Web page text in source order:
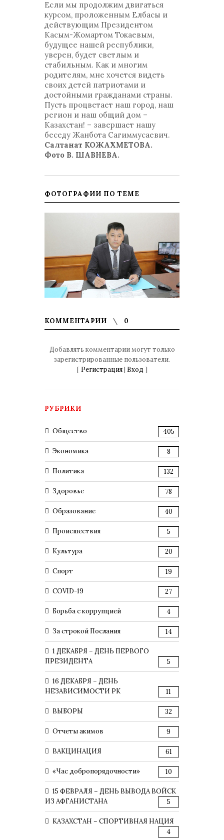
Если мы продолжим двигаться
курсом, проложенным Елбасы и
действующим Президентом
Касым-Жомартом Токаевым,
будущее нашей республики,
уверен, будет светлым и
стабильным. Как и многим
родителям, мне хочется видеть
своих детей патриотами и
достойными гражданами страны.
Пусть процветает наш город, наш
регион и наш общий дом –
Казахстан! – завершает нашу
беседу Жанбота Сагиммусаевич.
Салтанат КОЖАХМЕТОВА.
Фото В. ШАВНЕВА.
ФОТОГРАФИИ ПО ТЕМЕ
КОММЕНТАРИИ 0
Добавлять комментарии могут только
зарегистрированные пользователи.
[ Регистрация| Вход ]
РУБРИКИ
Общество 405
Экономика 8
Политика 132
Здоровье 78
Образование 40
Происшествия 5
Культура 20
Спорт 19
COVID-19 27
Борьба с коррупцией 4
За строкой Послания 14
1 ДЕКАБРЯ – ДЕНЬ ПЕРВОГО
ПРЕЗИДЕНТА
5
16 ДЕКАБРЯ – ДЕНЬ
НЕЗАВИСИМОСТИ РК
11
ВЫБОРЫ 32
Отчеты акимов 9
ВАКЦИНАЦИЯ 61
«Час добропорядочности» 10
15 ФЕВРАЛЯ – ДЕНЬ ВЫВОДА ВОЙСК
ИЗ АФГАНИСТАНА
5
КАЗАХСТАН – СПОРТИВНАЯ НАЦИЯ
4